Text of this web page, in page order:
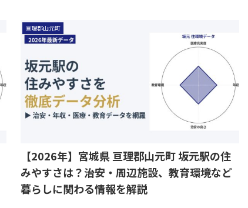
亘理郡山元町
【2026年】宮城県 亘理郡山元町 坂元駅の住
みやすさは？治安・周辺施設、教育環境など
暮らしに関わる情報を解説